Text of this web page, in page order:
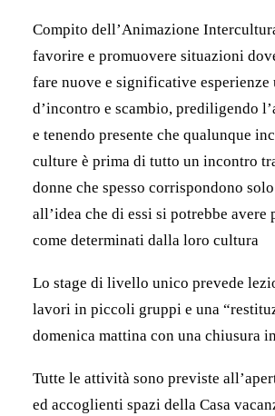
Compito dell’Animazione
favorire e promuovere situazioni
fare nuove e significative esperienze
d’incontro e scambio, prediligendo
e tenendo presente che qualunque
culture è prima di tutto un incontro
donne che spesso corrispondono
all’idea che di essi si potrebbe avere
come determinati dalla loro cultura
Lo stage di livello unico prevede
lavori in piccoli gruppi e una
domenica mattina con una chiusura
Tutte le attività sono previste
ed accoglienti spazi della Casa